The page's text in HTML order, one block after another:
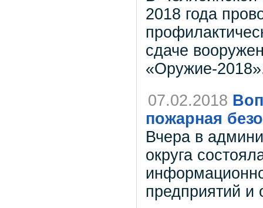
2018 года
сдаче
«Оружие-
07.02.2018
пожарная
Вчера в
округа
предприятий и